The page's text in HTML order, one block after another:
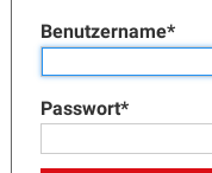
Benutzername*
Passwort*